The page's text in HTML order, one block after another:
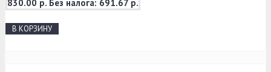
830.00 р. Без налога: 691.67 р.
В КОРЗИНУ